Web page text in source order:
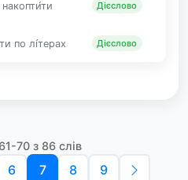
Дієслово
по лі́терах Дієслово
70 з 86 слів
6 7 8 9